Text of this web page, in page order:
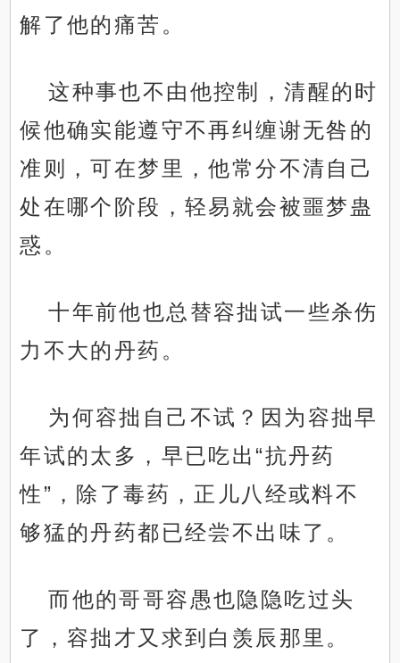
解了他的痛苦。
这种事也不由他控制，清醒的时
候他确实能遵守不再纠缠谢无咎的
准则，可在梦里，他常分不清自己
处在哪个阶段，轻易就会被噩梦蛊
惑。
十年前他也总替容拙试一些杀伤
力不大的丹药。
为何容拙自己不试？因为容拙早
年试的太多，早已吃出“抗丹药
性”，除了毒药，正儿八经或料不
够猛的丹药都已经尝不出味了。
而他的哥哥容愚也隐隐吃过头
了，容拙才又求到白羡辰那里。